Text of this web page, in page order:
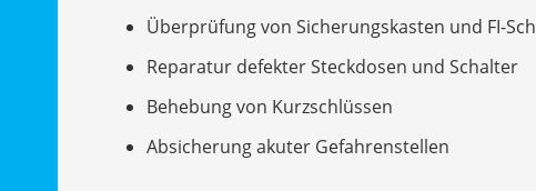
Überprüfung von Sicherungskasten und FI-
Reparatur defekter Steckdosen und Schalter
Behebung von Kurzschlüssen
Absicherung akuter Gefahrenstellen